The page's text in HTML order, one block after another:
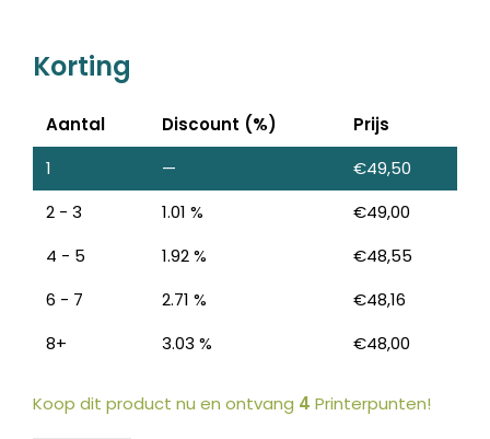
Korting
Aantal Discount (%)
Prijs
1
— €49,50
2 - 3
1.01 % €49,00
4 - 5
1.92 % €48,55
6 - 7
2.71 % €48,16
8+
3.03 % €48,00
Koop dit product nu en ontvang 4 Printerpunten!